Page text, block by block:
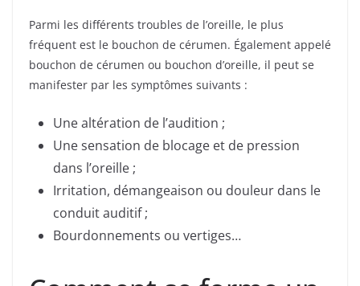
Parmi les différents troubles de l’oreille, le plus
fréquent est le bouchon de cérumen. Également appelé
bouchon de cérumen ou bouchon d’oreille, il peut se
manifester par les symptômes suivants :
Une altération de l’audition ;
Une sensation de blocage et de pression
dans l’oreille ;
Irritation, démangeaison ou douleur dans le
conduit auditif ;
Bourdonnements ou vertiges…